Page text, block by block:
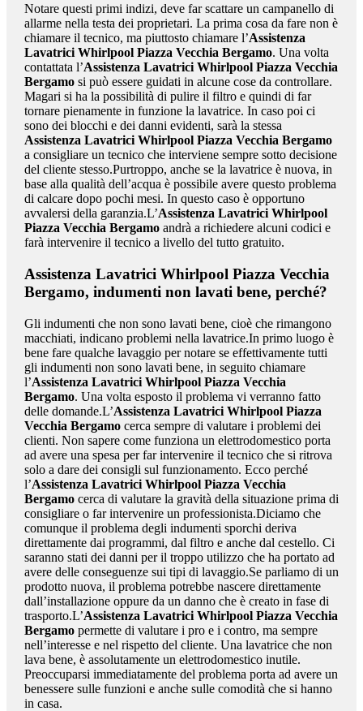
Notare questi primi indizi, deve far scattare un campanello di
allarme nella testa dei proprietari. La prima cosa da fare non è
chiamare il tecnico, ma piuttosto chiamare l’Assistenza
Lavatrici Whirlpool Piazza Vecchia Bergamo. Una volta
contattata l’Assistenza Lavatrici Whirlpool Piazza Vecchia
Bergamosi può essere guidati in alcune cose da controllare.
Magari si ha la possibilità di pulire il filtro e quindi di far
tornare pienamente in funzione la lavatrice. In caso poi ci
sono dei blocchi e dei danni evidenti, sarà la stessa
Assistenza Lavatrici Whirlpool Piazza Vecchia Bergamo
a consigliare un tecnico che interviene sempre sotto decisione
del cliente stesso.Purtroppo, anche se la lavatrice è nuova, in
base alla qualità dell’acqua è possibile avere questo problema
di calcare dopo pochi mesi. In questo caso è opportuno
avvalersi della garanzia.L’Assistenza Lavatrici Whirlpool
Piazza Vecchia Bergamoandrà a richiedere alcuni codici e
farà intervenire il tecnico a livello del tutto gratuito.
Assistenza Lavatrici Whirlpool Piazza Vecchia
Bergamo, indumenti non lavati bene, perché?
Gli indumenti che non sono lavati bene, cioè che rimangono
macchiati, indicano problemi nella lavatrice.In primo luogo è
bene fare qualche lavaggio per notare se effettivamente tutti
gli indumenti non sono lavati bene, in seguito chiamare
l’Assistenza Lavatrici Whirlpool Piazza Vecchia
Bergamo. Una volta esposto il problema vi verranno fatto
delle domande.L’Assistenza Lavatrici Whirlpool Piazza
Vecchia Bergamocerca sempre di valutare i problemi dei
clienti. Non sapere come funziona un elettrodomestico porta
ad avere una spesa per far intervenire il tecnico che si ritrova
solo a dare dei consigli sul funzionamento. Ecco perché
l’Assistenza Lavatrici Whirlpool Piazza Vecchia
Bergamocerca di valutare la gravità della situazione prima di
consigliare o far intervenire un professionista.Diciamo che
comunque il problema degli indumenti sporchi deriva
direttamente dai programmi, dal filtro e anche dal cestello. Ci
saranno stati dei danni per il troppo utilizzo che ha portato ad
avere delle conseguenze sui tipi di lavaggio.Se parliamo di un
prodotto nuova, il problema potrebbe nascere direttamente
dall’installazione oppure da un danno che è creato in fase di
trasporto.L’Assistenza Lavatrici Whirlpool Piazza Vecchia
Bergamopermette di valutare i pro e i contro, ma sempre
nell’interesse e nel rispetto del cliente. Una lavatrice che non
lava bene, è assolutamente un elettrodomestico inutile.
Preoccuparsi immediatamente del problema porta ad avere un
benessere sulle funzioni e anche sulle comodità che si hanno
in casa.